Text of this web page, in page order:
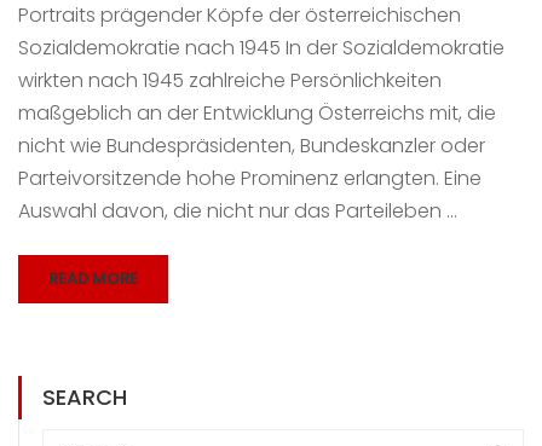
Portraits prägender Köpfe der österreichischen
Sozialdemokratie nach 1945 In der Sozialdemokratie
wirkten nach 1945 zahlreiche Persönlichkeiten
maßgeblich an der Entwicklung Österreichs mit, die
nicht wie Bundespräsidenten, Bundeskanzler oder
Parteivorsitzende hohe Prominenz erlangten. Eine
Auswahl davon, die nicht nur das Parteileben …
READ MORE
SEARCH